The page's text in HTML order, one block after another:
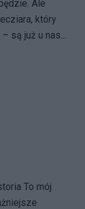
Ale
który
są już u nas...
To mój